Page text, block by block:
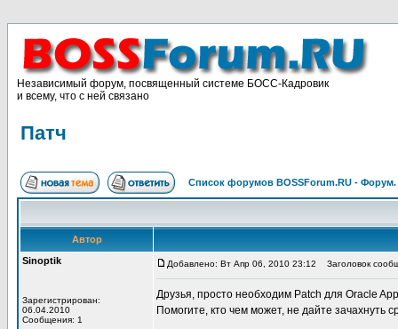
Независимый форум, посвященный системе БОСС-Кадровик
и всему, что с ней связано
Патч
Список форумов BOSSForum.RU -
Автор
Sinoptik
Зарегистрирован:
06.04.2010
Сообщения: 1
Добавлено: Вт Апр 06, 2010 23:12 Заголовок
Друзья, просто необходим Patch для Oracle
Помогите, кто чем может, не дайте зачахнуть